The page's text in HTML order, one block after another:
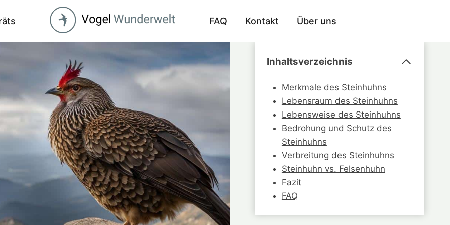
FAQ Kontakt Über uns
Inhaltsverzeichnis
Merkmale des Steinhuhns
Lebensraum des Steinhuhns
Lebensweise des Steinhuhns
Bedrohung und Schutz des
Steinhuhns
Verbreitung des Steinhuhns
Steinhuhn vs. Felsenhuhn
Fazit
FAQ